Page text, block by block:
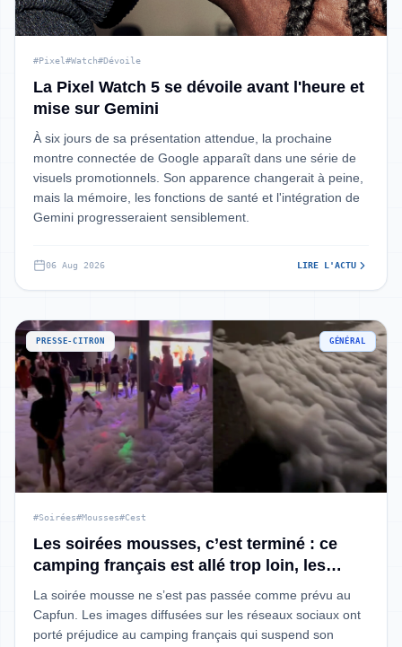
#Pixel #Watch#Dévoile
La Pixel Watch 5 se dévoile avant l'heure et
mise sur Gemini
À six jours de sa présentation attendue, la prochaine
montre connectée de Google apparaît dans une série de
visuels promotionnels. Son apparence changerait à peine,
mais la mémoire, les fonctions de santé et l'intégration de
Gemini progresseraient sensiblement.
06 Aug 2026 LIRE L'ACTU
PRESSE-CITRON GÉNÉRAL
#Soirées#Mousses#Cest
Les soirées mousses, c’est terminé : ce
camping français est allé trop loin, les
autorités haussent le ton
La soirée mousse ne s’est pas passée comme prévu au
Capfun. Les images diffusées sur les réseaux sociaux ont
porté préjudice au camping français qui suspend son